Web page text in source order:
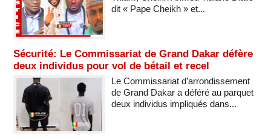
dit « Pape Cheikh » et...
Sécurité: Le Commissariat de Grand Dakar défère
deux individus pour vol de bétail et recel
Le Commissariat d’arrondissement
de Grand Dakar a déféré au parquet
deux individus impliqués dans...